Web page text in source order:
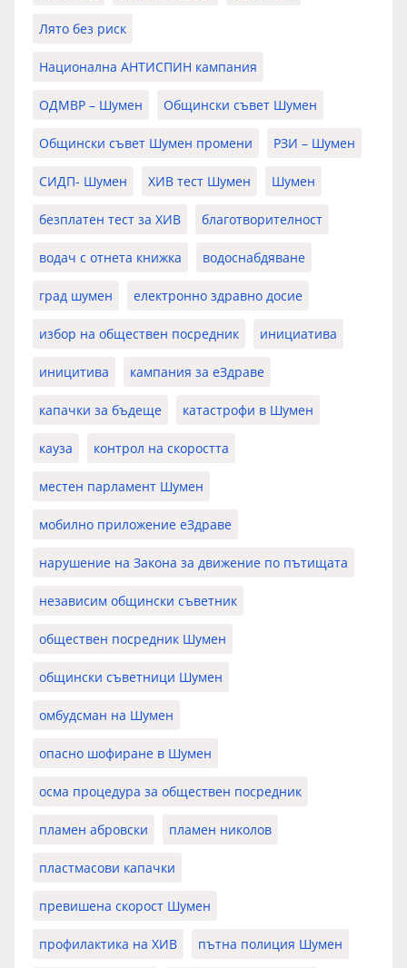
Лято без риск
Национална АНТИСПИН кампания
ОДМВР – Шумен Общински съвет Шумен
Общински съвет Шумен промени РЗИ – Шумен
СИДП- Шумен ХИВ тест Шумен Шумен
безплатен тест за ХИВ благотворителност
водач с отнета книжка водоснабдяване
град шумен електронно здравно досие
избор на обществен посредник инициатива
иницитива кампания за еЗдраве
капачки за бъдеще катастрофи в Шумен
кауза контрол на скоростта
местен парламент Шумен
мобилно приложение еЗдраве
нарушение на Закона за движение по пътищата
независим общински съветник
обществен посредник Шумен
общински съветници Шумен
омбудсман на Шумен
опасно шофиране в Шумен
осма процедура за обществен посредник
пламен абровски пламен николов
пластмасови капачки
превишена скорост Шумен
профилактика на ХИВ пътна полиция Шумен